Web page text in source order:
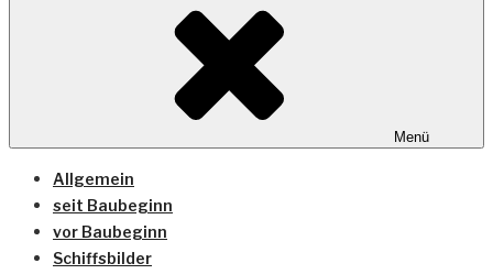
Menü
Allgemein
seit Baubeginn
vor Baubeginn
Schiffsbilder